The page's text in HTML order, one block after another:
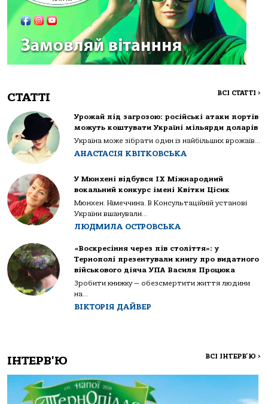
СТАТТІ ВСІ СТАТТІ >
Урожай під загрозою: російські атаки портів
можуть коштувати Україні мільярди доларів
Україна може зібрати один із найбільших врожаїв...
АНАСТАСІЯ КВІТКОВСЬКА
У Мюнхені відбувся IX Міжнародний
вокальний конкурс імені Квітки Цісик
Мюнхен. Німеччина. В Консультаційній установі
України вшанували...
ЛЮДМИЛА ОСТРОВСЬКА
«Воскресіння через пів століття»: у
Тернополі презентували книгу про видатного
військового діяча УПА Василя Процюка
Зробити книжку — обезсмертити життя людини
на...
ВІКТОРІЯ ДАЙВЕР
ІНТЕРВ'Ю ВСІ ІНТЕРВ'Ю >